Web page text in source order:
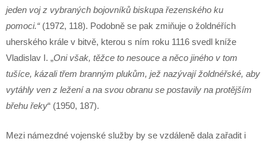
jeden voj z vybraných bojovníků biskupa řezenského ku
pomoci.“ (1972, 118). Podobně se pak zmiňuje o žoldnéřích
uherského krále v bitvě, kterou s ním roku 1116 svedl kníže
Vladislav I. „Oni však, těžce to nesouce a něco jiného v tom
tušíce, kázali třem branným plukům, jež nazývají žoldnéřské, aby
vytáhly ven z ležení a na svou obranu se postavily na protějším
břehu řeky“ (1950, 187).
Mezi námezdné vojenské služby by se vzdáleně dala zařadit i